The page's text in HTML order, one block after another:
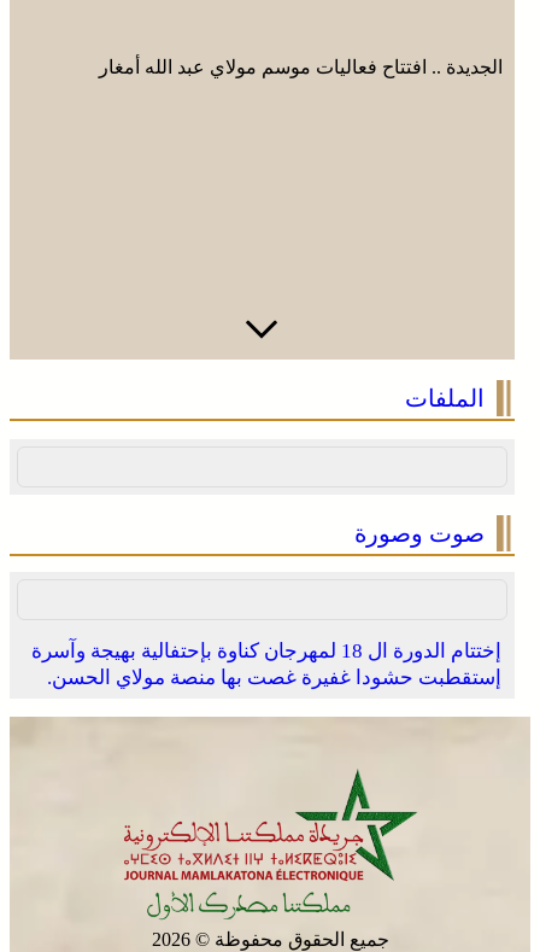
وادي زم .. مبادرة تطوعية لشباب المدينة تعيد الاعتبار لمقبرة
الشهداء بعد الحريق
الملفات
صوت وصورة
إختتام الدورة ال 18 لمهرجان كناوة بإحتفالية بهيجة وآسرة
إستقطبت حشودا غفيرة غصت بها منصة مولاي الحسن.
جميع الحقوق محفوظة © 2026